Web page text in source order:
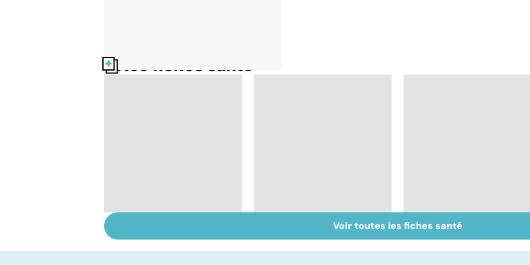
Nos fiches santé
domicile, c'est facile !
Don de gamètes : le
pour et le contre
Médecine de
proximité : quel
Voir toutes les fiches santé